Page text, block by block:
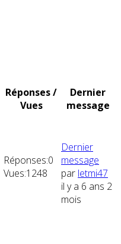
Réponses /
Vues
Dernier
message
Réponses:0
Vues:1248
Dernier
message
par letmi47
il y a 6 ans 2
mois